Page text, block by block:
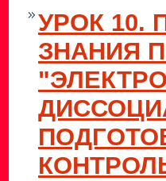
УРОК 10.
ЗНАНИЯ